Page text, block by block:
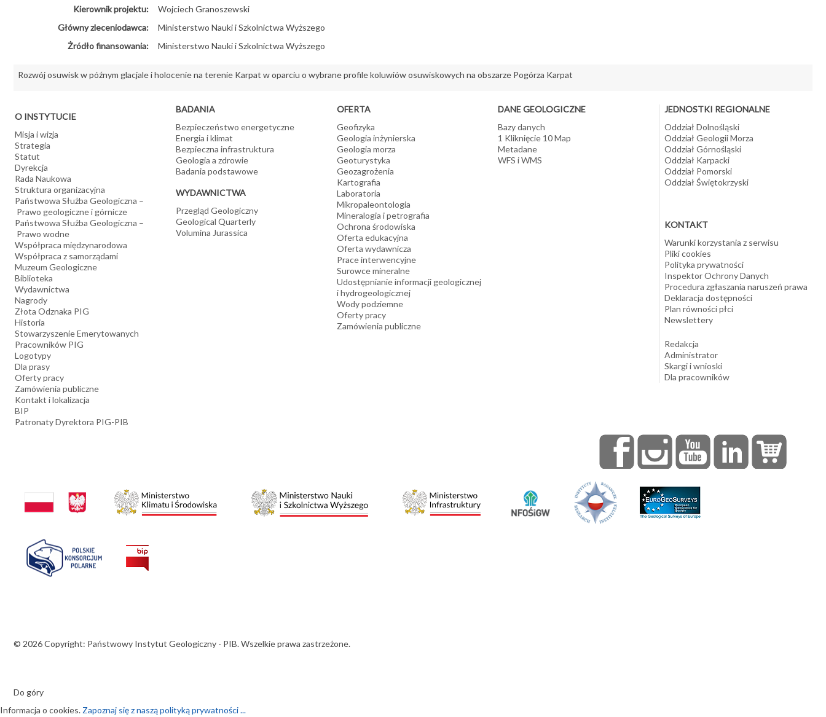
Kierownik projektu:
Wojciech Granoszewski
Główny zleceniodawca:
Ministerstwo Nauki i Szkolnictwa Wyższego
Żródło finansowania:
Ministerstwo Nauki i Szkolnictwa Wyższego
Rozwój osuwisk w późnym glacjale i holocenie na terenie Karpat w oparciu o wybrane profile koluwiów osuwiskowych na obszarze Pogórza Karpat
O INSTYTUCIE
Misja i wizja
Strategia
Statut
Dyrekcja
Rada Naukowa
Struktura organizacyjna
Państwowa Służba Geologiczna –
Prawo geologiczne i górnicze
Państwowa Służba Geologiczna –
Prawo wodne
Współpraca międzynarodowa
Współpraca z samorządami
Muzeum Geologiczne
Biblioteka
Wydawnictwa
Nagrody
Złota Odznaka PIG
Historia
Stowarzyszenie Emerytowanych
Pracowników PIG
Logotypy
Dla prasy
Oferty pracy
Zamówienia publiczne
Kontakt i lokalizacja
BIP
Patronaty Dyrektora PIG-PIB
BADANIA
Bezpieczeństwo energetyczne
Energia i klimat
Bezpieczna infrastruktura
Geologia a zdrowie
Badania podstawowe
WYDAWNICTWA
Przegląd Geologiczny
Geological Quarterly
Volumina Jurassica
OFERTA
Geofizyka
Geologia inżynierska
Geologia morza
Geoturystyka
Geozagrożenia
Kartografia
Laboratoria
Mikropaleontologia
Mineralogia i petrografia
Ochrona środowiska
Oferta edukacyjna
Oferta wydawnicza
Prace interwencyjne
Surowce mineralne
Udostępnianie informacji geologicznej
i hydrogeologicznej
Wody podziemne
Oferty pracy
Zamówienia publiczne
DANE GEOLOGICZNE
Bazy danych
1 Kliknięcie 10 Map
Metadane
WFS i WMS
JEDNOSTKI REGIONALNE
Oddział Dolnośląski
Oddział Geologii Morza
Oddział Górnośląski
Oddział Karpacki
Oddział Pomorski
Oddział Świętokrzyski
KONTAKT
Warunki korzystania z serwisu
Pliki cookies
Polityka prywatności
Inspektor Ochrony Danych
Procedura zgłaszania naruszeń prawa
Deklaracja dostępności
Plan równości płci
Newslettery
Redakcja
Administrator
Skargi i wnioski
Dla pracowników
© 2026 Copyright: Państwowy Instytut Geologiczny - PIB. Wszelkie prawa zastrzeżone.
Do góry
Informacja o cookies. Zapoznaj się z naszą polityką prywatności ...